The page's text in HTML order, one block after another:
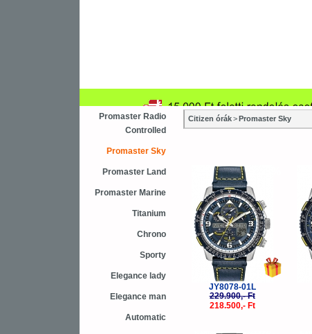
Promaster Radio
Controlled
Promaster Sky
Promaster Land
Promaster Marine
Titanium
Chrono
Sporty
Elegance lady
Elegance man
Automatic
Citizen órák > Promaster Sky
JY8078-01L
229.900,- Ft
218.500,- Ft